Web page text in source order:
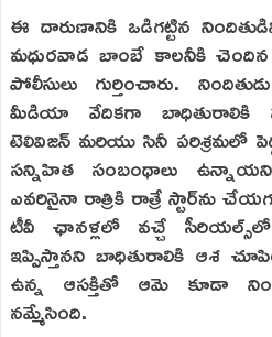
ఈ దారుణానికి ఒడిగట్టిన
మధురవాడ బాంబే కాలనీకి చెందిన
పోలీసులు గుర్తించారు.
మీడియా వేదికగా బాధితురాలికి
టెలివిజన్ మరియు సినీ పరిశ్రమలో
సన్నిహిత సంబంధాలు ఉన్నాయని,
ఎవరినైనా రాత్రికి రాత్రే స్టార్‌ను
టీవీ ఛానళ్లలో వచ్చే
ఇప్పిస్తానని బాధితురాలికి ఆశ
ఉన్న ఆసక్తితో ఆమె కూడా
నమ్మేసింది.